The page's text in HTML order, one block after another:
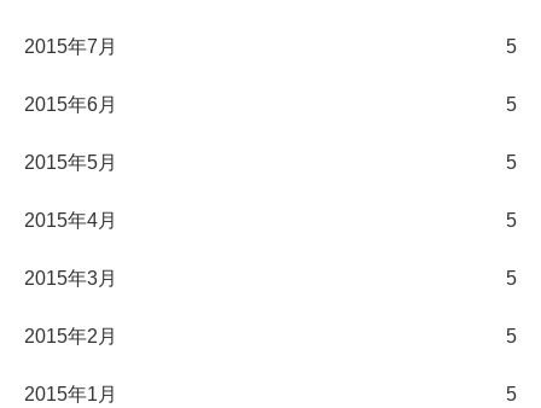
2015年7月 5
2015年6月 5
2015年5月 5
2015年4月 5
2015年3月 5
2015年2月 5
2015年1月 5